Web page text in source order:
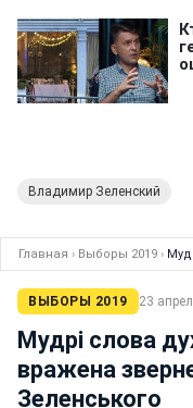
Владимир Зеленский
Главная › Выборы 2019 ›
ВЫБОРЫ 2019 23
Мудрі слова
вражена
Зеленського